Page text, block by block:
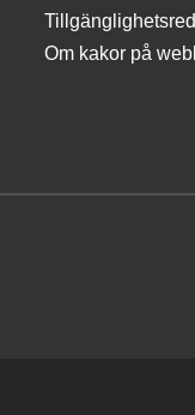
Om kakor på